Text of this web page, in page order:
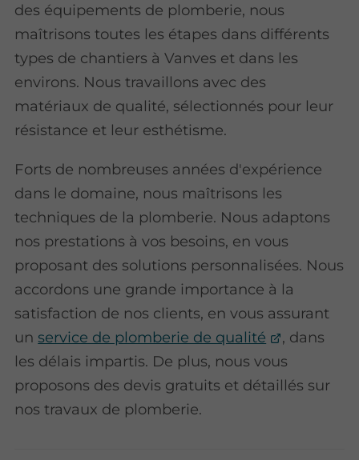
des équipements de plomberie, nous
maîtrisons toutes les étapes dans différents
types de chantiers à Vanves et dans les
environs. Nous travaillons avec des
matériaux de qualité, sélectionnés pour leur
résistance et leur esthétisme.
Forts de nombreuses années d'expérience
dans le domaine, nous maîtrisons les
techniques de la plomberie. Nous adaptons
nos prestations à vos besoins, en vous
proposant des solutions personnalisées. Nous
accordons une grande importance à la
satisfaction de nos clients, en vous assurant
unservice de plomberie de qualité
, dans
les délais impartis. De plus, nous vous
proposons des devis gratuits et détaillés sur
nos travaux de plomberie.